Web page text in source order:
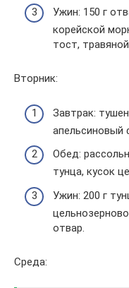
Ужин: 150 г
корейской
тост,
Вторник:
Завтрак:
апельсиновый
Обед:
тунца, кусок
Ужин: 200 г
отвар.
Среда: